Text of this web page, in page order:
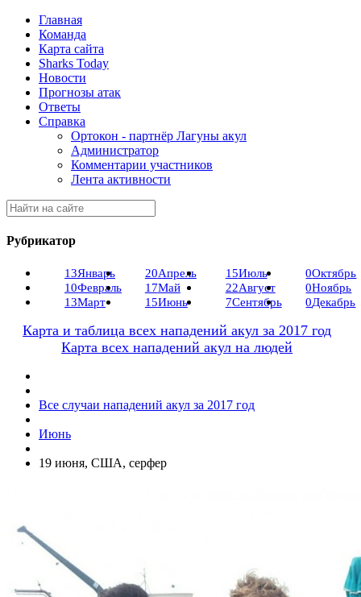
Главная
Команда
Карта сайта
Sharks Today
Новости
Прогнозы атак
Ответы
Справка
Ортокон - партнёр Лагуны акул
Администратор
Комментарии участников
Лента активности
Рубрикатор
13Январь
10Февраль
13Март
20Апрель
17Май
15Июнь
15Июль
22Август
7Сентябрь
0Октябрь
0Ноябрь
0Декабрь
Карта и таблица всех нападений акул за 2017 год
Карта всех нападений акул на людей
Все случаи нападений акул за 2017 год
Июнь
19 июня, США, серфер